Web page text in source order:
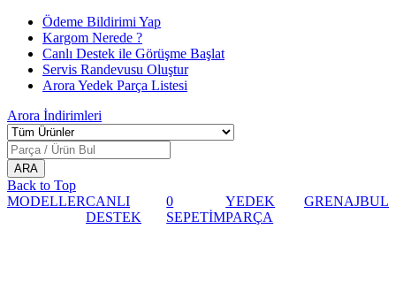
Ödeme Bildirimi Yap
Kargom Nerede ?
Canlı Destek ile Görüşme Başlat
Servis Randevusu Oluştur
Arora Yedek Parça Listesi
Arora İndirimleri
Back to Top
MODELLERCANLI
DESTEK
0
SEPETİM
YEDEK
PARÇA
GRENAJBUL